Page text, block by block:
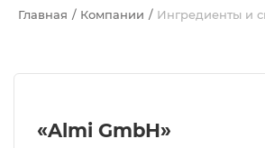
Главная Компании Ингредиенты и
«Almi GmbH»